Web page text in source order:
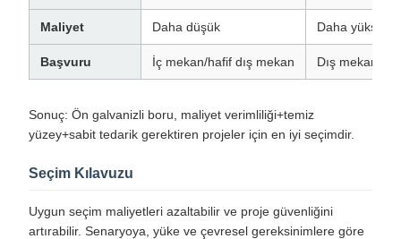
Maliyet Daha düşük Daha yüksek
Başvuru İç mekan/hafif dış mekan Dış mekan/
Sonuç: Ön galvanizli boru, maliyet verimliliği+temiz
yüzey+sabit tedarik gerektiren projeler için en iyi seçimdir.
Seçim Kılavuzu
Uygun seçim maliyetleri azaltabilir ve proje güvenliğini
artırabilir. Senaryoya, yüke ve çevresel gereksinimlere göre